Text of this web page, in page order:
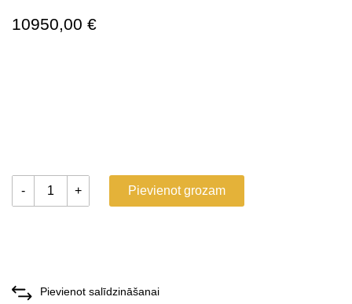
10950,00 €
- + Pievienot grozam
Pievienot salīdzināšanai